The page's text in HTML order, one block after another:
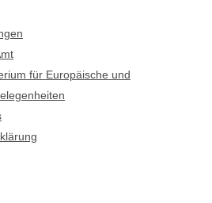
für Europäische und